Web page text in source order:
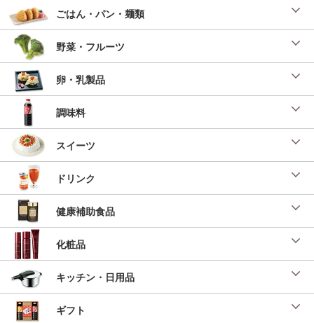
ごはん・パン・麺類
野菜・フルーツ
卵・乳製品
調味料
スイーツ
ドリンク
健康補助食品
化粧品
キッチン・日用品
ギフト